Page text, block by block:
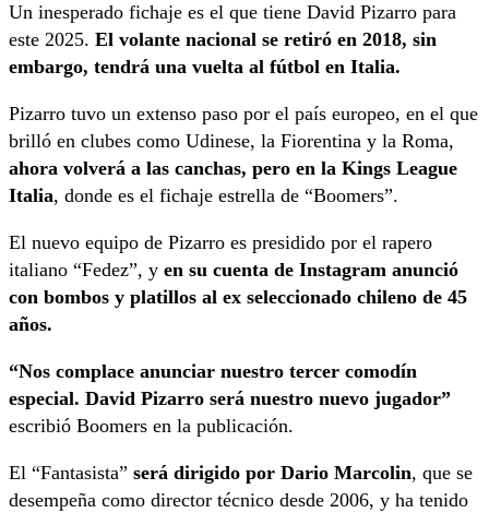
Un inesperado fichaje es el que tiene David Pizarro para
este 2025. El volante nacional se retiró en 2018, sin
embargo, tendrá una vuelta al fútbol en Italia.
Pizarro tuvo un extenso paso por el país europeo, en el que
brilló en clubes como Udinese, la Fiorentina y la Roma,
ahora volverá a las canchas, pero en la Kings League
Italia, donde es el fichaje estrella de “Boomers”.
El nuevo equipo de Pizarro es presidido por el rapero
italiano “Fedez”, y en su cuenta de Instagram anunció
con bombos y platillos al ex seleccionado chileno de 45
años.
“Nos complace anunciar nuestro tercer comodín
especial. David Pizarro será nuestro nuevo jugador”
escribió Boomers en la publicación.
El “Fantasista” será dirigido por Dario Marcolin, que se
desempeña como director técnico desde 2006, y ha tenido